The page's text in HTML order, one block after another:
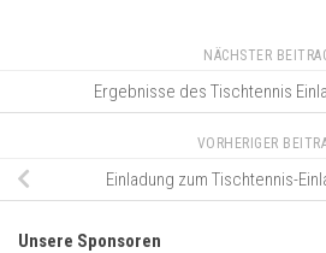
NÄCHSTER
Ergebnisse des Tischtennis
VORHERIGER
Einladung zum Tischtennis-
Unsere Sponsoren